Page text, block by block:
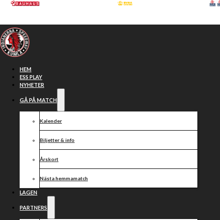
Hoppa till huvudinnehåll
HEM
ESS PLAY
NYHETER
GÅ PÅ MATCH
Kalender
Biljetter & info
Årskort
Nästa hemmamatch
LAGEN
PARTNERS
Hugo Lundahl